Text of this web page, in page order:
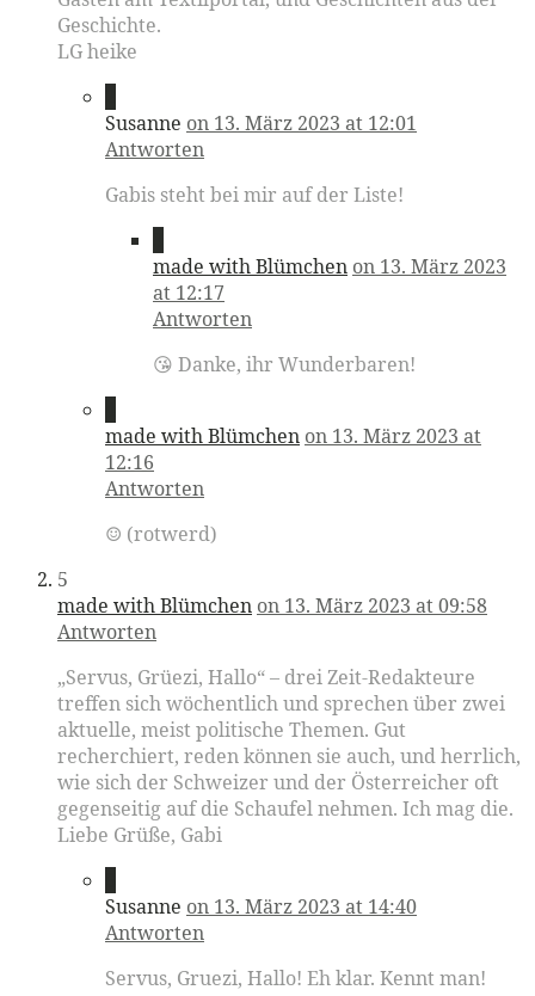
Geschichte.
LG heike
Susanne on 13. März 2023 at 12:01
Antworten
Gabis steht bei mir auf der Liste!
made with Blümchen on 13. März 2023
at 12:17
Antworten
😘 Danke, ihr Wunderbaren!
made with Blümchen on 13. März 2023 at
12:16
Antworten
☺️ (rotwerd)
5
made with Blümchen on 13. März 2023 at 09:58
Antworten
„Servus, Grüezi, Hallo“ – drei Zeit-Redakteure
treffen sich wöchentlich und sprechen über zwei
aktuelle, meist politische Themen. Gut
recherchiert, reden können sie auch, und herrlich,
wie sich der Schweizer und der Österreicher oft
gegenseitig auf die Schaufel nehmen. Ich mag die.
Liebe Grüße, Gabi
Susanne on 13. März 2023 at 14:40
Antworten
Servus, Gruezi, Hallo! Eh klar. Kennt man!